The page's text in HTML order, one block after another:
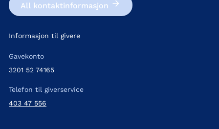
All kontakt­informasjon
Informasjon til givere
Gavekonto
3201 52 74165
Telefon til giverservice
403 47 556